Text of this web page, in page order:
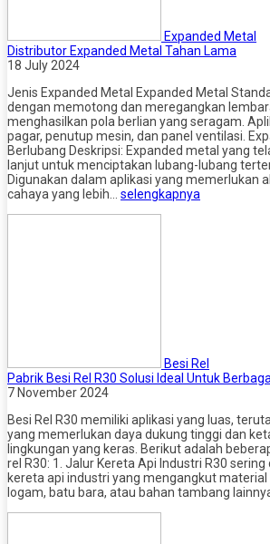
Expanded Metal
Distributor Expanded Metal Tahan Lama
18 July 2024
Jenis Expanded Metal Expanded Metal
dengan memotong dan meregangkan
menghasilkan pola berlian yang seragam.
pagar, penutup mesin, dan panel ventilasi.
Berlubang Deskripsi: Expanded metal yang
lanjut untuk menciptakan lubang-lubang
Digunakan dalam aplikasi yang memerlukan
cahaya yang lebih… selengkapnya
Besi Rel
Pabrik Besi Rel R30 Solusi Ideal Untuk
7 November 2024
Besi Rel R30 memiliki aplikasi yang luas,
yang memerlukan daya dukung tinggi dan
lingkungan yang keras. Berikut adalah
rel R30: 1. Jalur Kereta Api Industri R30
kereta api industri yang mengangkut
logam, batu bara, atau bahan tambang